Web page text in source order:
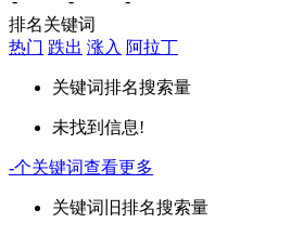
排名关键词
热门 跌出 涨入 阿拉丁
关键词排名搜索量
未找到信息!
-个关键词查看更多
关键词 旧排名搜索量